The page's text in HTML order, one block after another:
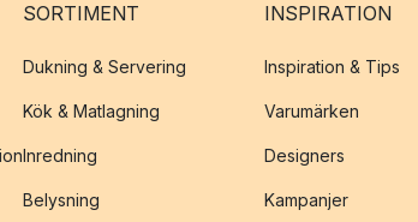
SORTIMENT
Dukning & Servering
Kök & Matlagning
Inredning
Belysning
INSPIRATION
Inspiration & Tips
Varumärken
Designers
Kampanjer